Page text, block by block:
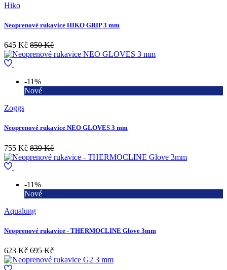
Hiko
Neoprenové rukavice HIKO GRIP 3 mm
645 Kč 850 Kč
-11%
Nové
Zoggs
Neoprenové rukavice NEO GLOVES 3 mm
755 Kč 839 Kč
-11%
Nové
Aqualung
Neoprenové rukavice - THERMOCLINE Glove 3mm
623 Kč 695 Kč